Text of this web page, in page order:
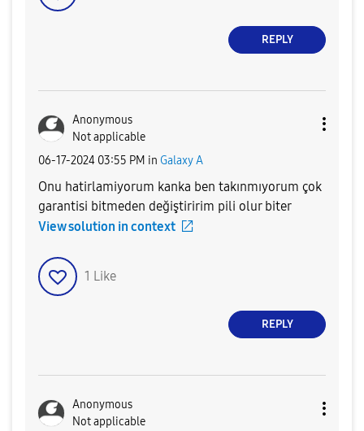
REPLY
Anonymous
Not applicable
‎06-17-2024 03:55 PM in Galaxy A
Onu hatirlamiyorum kanka ben takınmıyorum çok
garantisi bitmeden değiştiririm pili olur biter
View solution in context
1 Like
REPLY
Anonymous
Not applicable